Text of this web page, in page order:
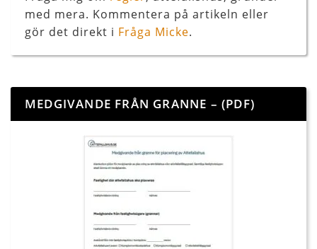
med mera. Kommentera på artikeln eller
gör det direkt i Fråga Micke.
MEDGIVANDE FRÅN GRANNE – (PDF)